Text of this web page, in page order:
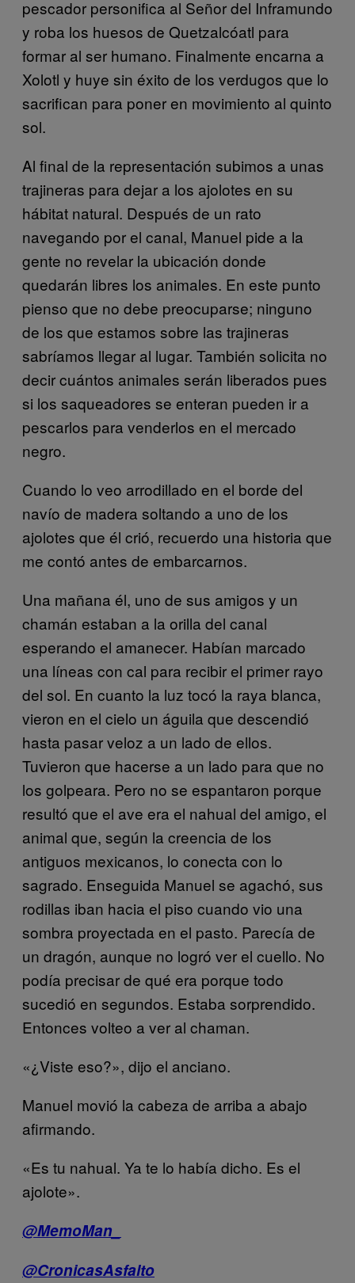
pescador personifica al Señor del Inframundo
y roba los huesos de Quetzalcóatl para
formar al ser humano. Finalmente encarna a
Xolotl y huye sin éxito de los verdugos que lo
sacrifican para poner en movimiento al quinto
sol.
Al final de la representación subimos a unas
trajineras para dejar a los ajolotes en su
hábitat natural. Después de un rato
navegando por el canal, Manuel pide a la
gente no revelar la ubicación donde
quedarán libres los animales. En este punto
pienso que no debe preocuparse; ninguno
de los que estamos sobre las trajineras
sabríamos llegar al lugar. También solicita no
decir cuántos animales serán liberados pues
si los saqueadores se enteran pueden ir a
pescarlos para venderlos en el mercado
negro.
Cuando lo veo arrodillado en el borde del
navío de madera soltando a uno de los
ajolotes que él crió, recuerdo una historia que
me contó antes de embarcarnos.
Una mañana él, uno de sus amigos y un
chamán estaban a la orilla del canal
esperando el amanecer. Habían marcado
una líneas con cal para recibir el primer rayo
del sol. En cuanto la luz tocó la raya blanca,
vieron en el cielo un águila que descendió
hasta pasar veloz a un lado de ellos.
Tuvieron que hacerse a un lado para que no
los golpeara. Pero no se espantaron porque
resultó que el ave era el nahual del amigo, el
animal que, según la creencia de los
antiguos mexicanos, lo conecta con lo
sagrado. Enseguida Manuel se agachó, sus
rodillas iban hacia el piso cuando vio una
sombra proyectada en el pasto. Parecía de
un dragón, aunque no logró ver el cuello. No
podía precisar de qué era porque todo
sucedió en segundos. Estaba sorprendido.
Entonces volteo a ver al chaman.
«¿Viste eso?», dijo el anciano.
Manuel movió la cabeza de arriba a abajo
afirmando.
«Es tu nahual. Ya te lo había dicho. Es el
ajolote».
@MemoMan_
@CronicasAsfalto